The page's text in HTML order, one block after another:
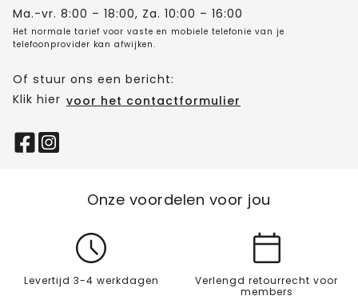
Ma.-vr. 8:00 – 18:00, Za. 10:00 – 16:00
Het normale tarief voor vaste en mobiele telefonie van je
telefoonprovider kan afwijken.
Of stuur ons een bericht:
Klik hier voor het contactformulier
Onze voordelen voor jou
Levertijd 3-4 werkdagen
Verlengd retourrecht voor
members